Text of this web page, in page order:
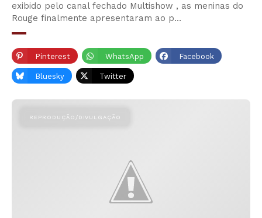
exibido pelo canal fechado Multishow , as meninas do
Rouge finalmente apresentaram ao p…
Pinterest WhatsApp Facebook
Bluesky Twitter